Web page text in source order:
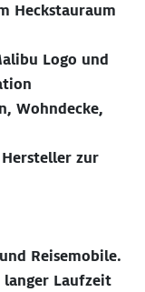
Heckstauraum
Logo und
Wohndecke,
zur
Reisemobile.
langer Laufzeit